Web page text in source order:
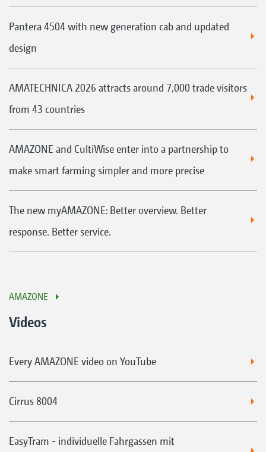
Pantera 4504 with new generation cab and updated
design
AMATECHNICA 2026 attracts around 7,000 trade visitors
from 43 countries
AMAZONE and CultiWise enter into a partnership to
make smart farming simpler and more precise
The new myAMAZONE: Better overview. Better
response. Better service.
AMAZONE
Videos
Every AMAZONE video on YouTube
Cirrus 8004
EasyTram - individuelle Fahrgassen mit